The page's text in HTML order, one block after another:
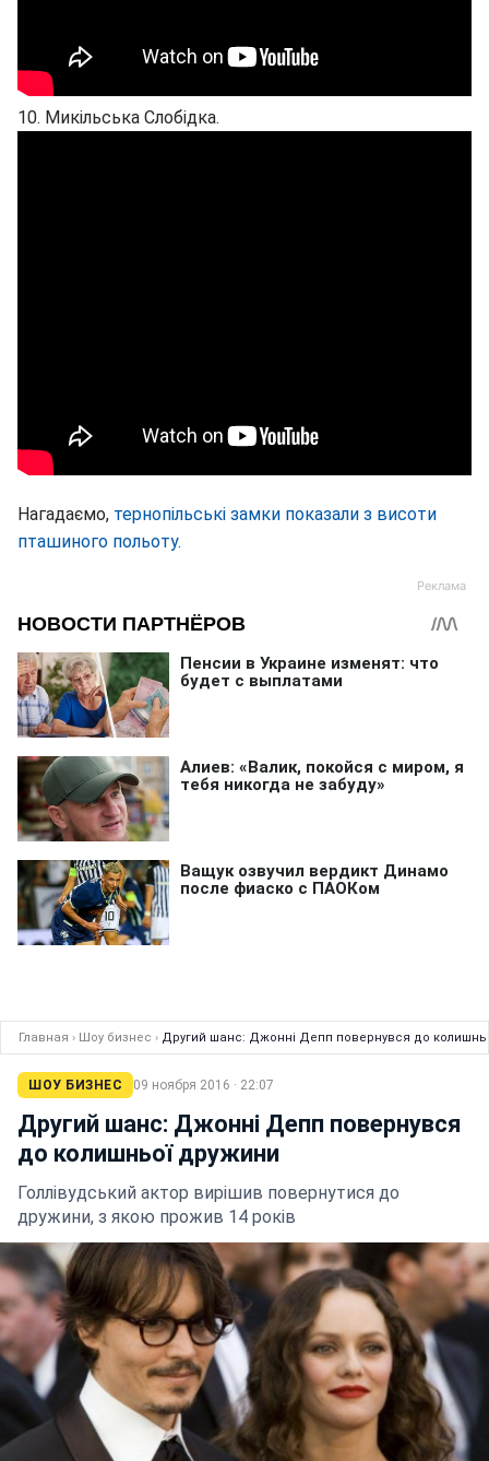
10. Микільська Слобідка.
Нагадаємо, тернопільські замки показали з висоти
пташиного польоту.
Главная › Шоу бизнес › Другий шанс: Джонні Депп повернувся до
ШОУ БИЗНЕС 09 ноября 2016 · 22:07
Другий шанс: Джонні Депп повернувся
до колишньої дружини
Голлівудський актор вирішив повернутися до
дружини, з якою прожив 14 років